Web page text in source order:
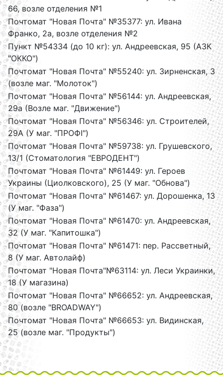
66, возле отделения №1
Почтомат "Новая Почта" №35377: ул. Ивана
Франко, 2а, возле отделения №2
Пункт №54334 (до 10 кг): ул. Андреевская, 95 (АЗК
"ОККО")
Почтомат "Новая Почта" №55240: ул. Зирненская, 3
(возле маг. "Молоток")
Почтомат "Новая Почта" №56144: ул. Андреевская,
29а (Возле маг. "Движение")
Почтомат "Новая Почта" №56346: ул. Строителей,
29А (У маг. "ПРОФІ")
Почтомат "Новая Почта" №59738: ул. Грушевского,
13/1 (Стоматология "ЕВРОДЕНТ")
Почтомат "Новая Почта" №61449: ул. Героев
Украины (Циолковского), 25 (У маг. "Обнова")
Почтомат "Новая Почта" №61467: ул. Дорошенка, 13
(У маг. "Фаза")
Почтомат "Новая Почта" №61470: ул. Андреевская,
32 (У маг. "Капитошка")
Почтомат "Новая Почта" №61471: пер. Рассветный,
8 (У маг. Автолайф)
Почтомат "Новая Почта"№63114: ул. Леси Украинки,
18 (У магазина)
Почтомат "Новая Почта" №66652: ул. Андреевская,
80 (возле "BROADWAY")
Почтомат "Новая Почта" №66653: ул. Видинская,
25 (возле маг. "Продукты")